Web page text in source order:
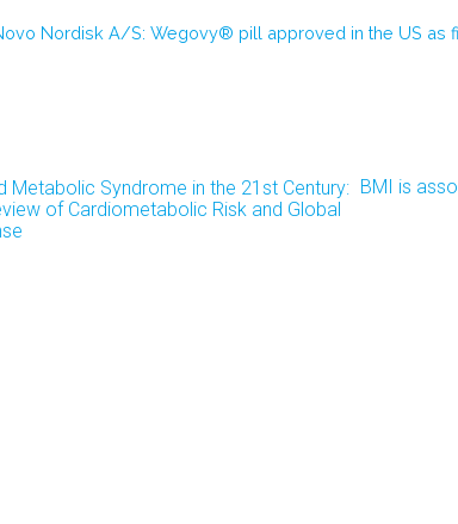
Nordisk A/S: Wegovy® pill approved in the US as
Metabolic Syndrome in the 21st Century:
of Cardiometabolic Risk and Global
BMI is